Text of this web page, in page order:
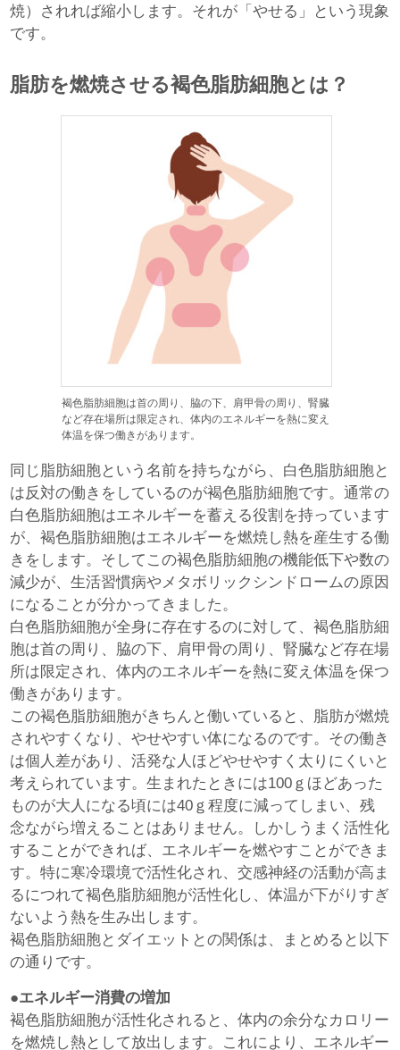
焼）されれば縮小します。それが「やせる」という現象
です。
脂肪を燃焼させる褐色脂肪細胞とは？
褐色脂肪細胞は首の周り、脇の下、肩甲骨の周り、腎臓
など存在場所は限定され、体内のエネルギーを熱に変え
体温を保つ働きがあります。
同じ脂肪細胞という名前を持ちながら、白色脂肪細胞と
は反対の働きをしているのが褐色脂肪細胞です。通常の
白色脂肪細胞はエネルギーを蓄える役割を持っています
が、褐色脂肪細胞はエネルギーを燃焼し熱を産生する働
きをします。そしてこの褐色脂肪細胞の機能低下や数の
減少が、生活習慣病やメタボリックシンドロームの原因
になることが分かってきました。
白色脂肪細胞が全身に存在するのに対して、褐色脂肪細
胞は首の周り、脇の下、肩甲骨の周り、腎臓など存在場
所は限定され、体内のエネルギーを熱に変え体温を保つ
働きがあります。
この褐色脂肪細胞がきちんと働いていると、脂肪が燃焼
されやすくなり、やせやすい体になるのです。その働き
は個人差があり、活発な人ほどやせやすく太りにくいと
考えられています。生まれたときには100ｇほどあった
ものが大人になる頃には40ｇ程度に減ってしまい、残
念ながら増えることはありません。しかしうまく活性化
することができれば、エネルギーを燃やすことができま
す。特に寒冷環境で活性化され、交感神経の活動が高ま
るにつれて褐色脂肪細胞が活性化し、体温が下がりすぎ
ないよう熱を生み出します。
褐色脂肪細胞とダイエットとの関係は、まとめると以下
の通りです。
●エネルギー消費の増加
褐色脂肪細胞が活性化されると、体内の余分なカロリー
を燃焼し熱として放出します。これにより、エネルギー